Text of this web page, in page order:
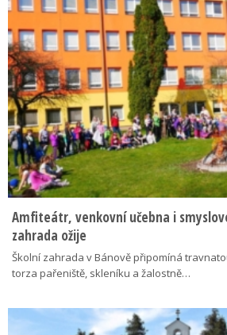
Amfiteátr, venkovní učebna i
zahrada ožije
Školní zahrada v Bánově připomíná
torza pařeniště, skleníku a žalostně…